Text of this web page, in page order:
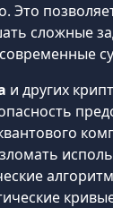
Это
сложные
и других